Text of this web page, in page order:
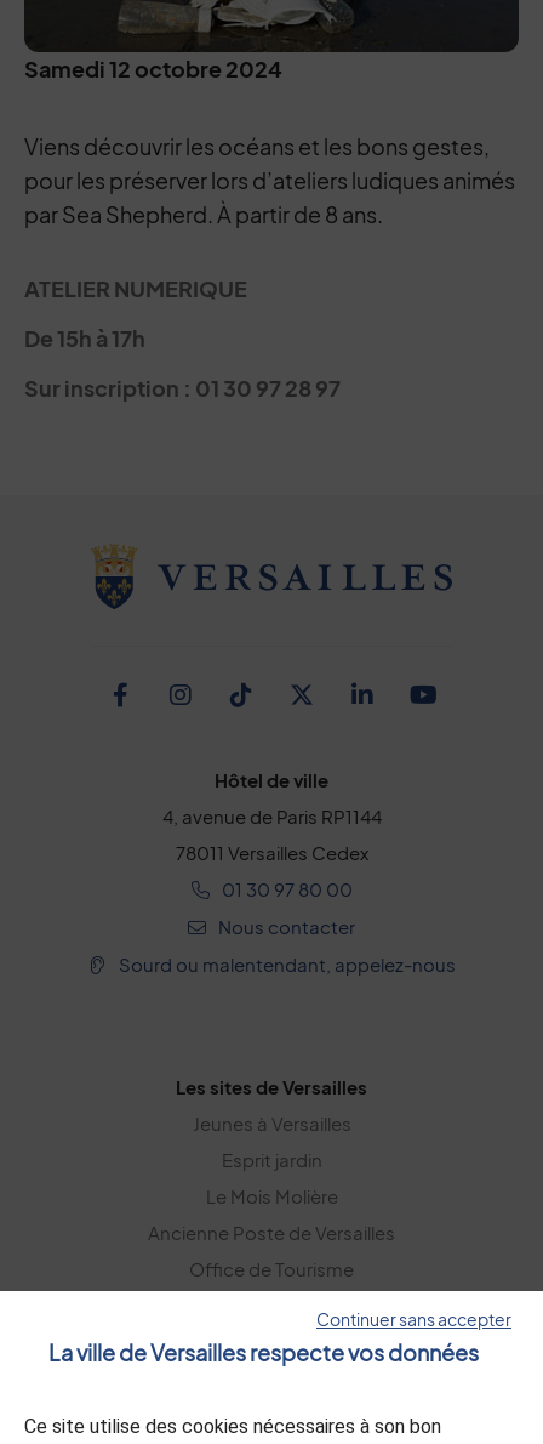
Samedi 12 octobre 2024
Viens découvrir les océans et les bons gestes,
pour les préserver lors d’ateliers ludiques animés
par Sea Shepherd. À partir de 8 ans.
ATELIER NUMERIQUE
De 15h à 17h
Sur inscription : 01 30 97 28 97
Facebook
Instagram
TikTokTwitter
Linkedin
Hôtel de ville
4, avenue de Paris RP1144
78011 Versailles Cedex
01 30 97 80 00
Nous contacter
Sourd ou malentendant, appelez-nous
Les sites de Versailles
Jeunes à Versailles
Esprit jardin
Le Mois Molière
Ancienne Poste de Versailles
Office de Tourisme
Continuer sans accepter
La ville de Versailles respecte vos données
Ce site utilise des cookies nécessaires à son bon